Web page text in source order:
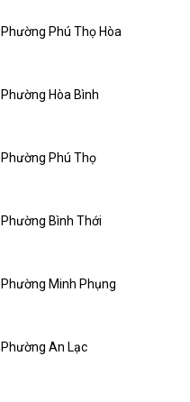
Phú Thọ Hòa
Hòa Bình
Phú Thọ
Bình Thới
Minh Phụng
An Lạc